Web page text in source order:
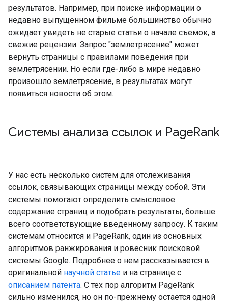
результатов. Например, при поиске информации о
недавно выпущенном фильме большинство обычно
ожидает увидеть не старые статьи о начале съемок, а
свежие рецензии. Запрос "землетрясение" может
вернуть страницы с правилами поведения при
землетрясении. Но если где-либо в мире недавно
произошло землетрясение, в результатах могут
появиться новости об этом.
Системы анализа ссылок и PageRank
У нас есть несколько систем для отслеживания
ссылок, связывающих страницы между собой. Эти
системы помогают определить смысловое
содержание страниц и подобрать результаты, больше
всего соответствующие введенному запросу. К таким
системам относится и PageRank, один из основных
алгоритмов ранжирования и ровесник поисковой
системы Google. Подробнее о нем рассказывается в
оригинальной научной статье и на странице с
описанием патента. С тех пор алгоритм PageRank
сильно изменился, но он по-прежнему остается одной